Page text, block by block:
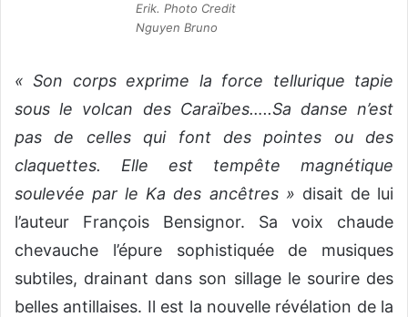
Erik. Photo Credit
Nguyen Bruno
« Son corps exprime la force tellurique tapie
sous le volcan des Caraïbes…..Sa danse n’est
pas de celles qui font des pointes ou des
claquettes. Elle est tempête magnétique
soulevée par le Ka des ancêtres » disait de lui
l’auteur François Bensignor. Sa voix chaude
chevauche l’épure sophistiquée de musiques
subtiles, drainant dans son sillage le sourire des
belles antillaises. Il est la nouvelle révélation de la